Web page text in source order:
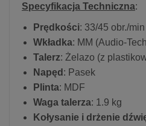
Specyfikacja Techniczna:
Prędkości: 33/45 obr./min
Wkładka: MM (Audio-
Talerz: Żelazo (z
Napęd : Pasek
Plinta: MDF
Waga talerza: 1.9 kg
Kołysanie i drżenie